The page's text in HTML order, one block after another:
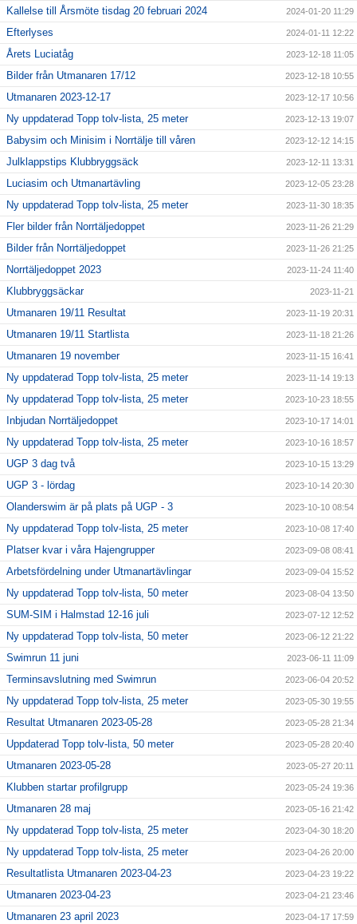
Kallelse till Årsmöte tisdag 20 februari 2024 2024-01-20 11:29
Efterlyses 2024-01-11 12:22
Årets Luciatåg 2023-12-18 11:05
Bilder från Utmanaren 17/12 2023-12-18 10:55
Utmanaren 2023-12-17 2023-12-17 10:56
Ny uppdaterad Topp tolv-lista, 25 meter 2023-12-13 19:07
Babysim och Minisim i Norrtälje till våren 2023-12-12 14:15
Julklappstips Klubbryggsäck 2023-12-11 13:31
Luciasim och Utmanartävling 2023-12-05 23:28
Ny uppdaterad Topp tolv-lista, 25 meter 2023-11-30 18:35
Fler bilder från Norrtäljedoppet 2023-11-26 21:29
Bilder från Norrtäljedoppet 2023-11-26 21:25
Norrtäljedoppet 2023 2023-11-24 11:40
Klubbryggsäckar 2023-11-21
Utmanaren 19/11 Resultat 2023-11-19 20:31
Utmanaren 19/11 Startlista 2023-11-18 21:26
Utmanaren 19 november 2023-11-15 16:41
Ny uppdaterad Topp tolv-lista, 25 meter 2023-11-14 19:13
Ny uppdaterad Topp tolv-lista, 25 meter 2023-10-23 18:55
Inbjudan Norrtäljedoppet 2023-10-17 14:01
Ny uppdaterad Topp tolv-lista, 25 meter 2023-10-16 18:57
UGP 3 dag två 2023-10-15 13:29
UGP 3 - lördag 2023-10-14 20:30
Olanderswim är på plats på UGP - 3 2023-10-10 08:54
Ny uppdaterad Topp tolv-lista, 25 meter 2023-10-08 17:40
Platser kvar i våra Hajengrupper 2023-09-08 08:41
Arbetsfördelning under Utmanartävlingar 2023-09-04 15:52
Ny uppdaterad Topp tolv-lista, 50 meter 2023-08-04 13:50
SUM-SIM i Halmstad 12-16 juli 2023-07-12 12:52
Ny uppdaterad Topp tolv-lista, 50 meter 2023-06-12 21:22
Swimrun 11 juni 2023-06-11 11:09
Terminsavslutning med Swimrun 2023-06-04 20:52
Ny uppdaterad Topp tolv-lista, 25 meter 2023-05-30 19:55
Resultat Utmanaren 2023-05-28 2023-05-28 21:34
Uppdaterad Topp tolv-lista, 50 meter 2023-05-28 20:40
Utmanaren 2023-05-28 2023-05-27 20:11
Klubben startar profilgrupp 2023-05-24 19:36
Utmanaren 28 maj 2023-05-16 21:42
Ny uppdaterad Topp tolv-lista, 25 meter 2023-04-30 18:20
Ny uppdaterad Topp tolv-lista, 25 meter 2023-04-26 20:00
Resultatlista Utmanaren 2023-04-23 2023-04-23 19:22
Utmanaren 2023-04-23 2023-04-21 23:46
Utmanaren 23 april 2023 2023-04-17 17:59